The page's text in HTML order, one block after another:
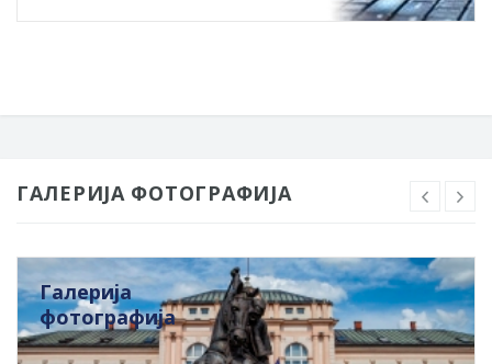
ГАЛЕРИЈА ФОТОГРАФИЈА
Галерија
фотографија